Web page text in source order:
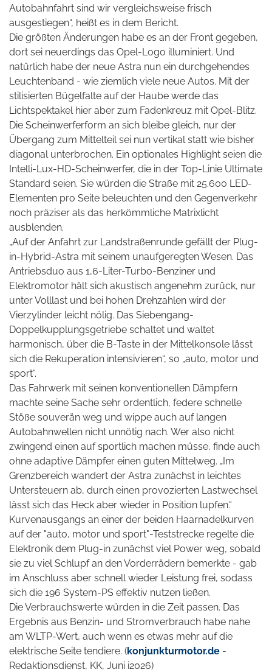
Autobahnfahrt sind wir vergleichsweise frisch
ausgestiegen“, heißt es in dem Bericht.
Die größten Änderungen habe es an der Front gegeben,
dort sei neuerdings das Opel-Logo illuminiert. Und
natürlich habe der neue Astra nun ein durchgehendes
Leuchtenband - wie ziemlich viele neue Autos. Mit der
stilisierten Bügelfalte auf der Haube werde das
Lichtspektakel hier aber zum Fadenkreuz mit Opel-Blitz.
Die Scheinwerferform an sich bleibe gleich, nur der
Übergang zum Mittelteil sei nun vertikal statt wie bisher
diagonal unterbrochen. Ein optionales Highlight seien die
Intelli-Lux-HD-Scheinwerfer, die in der Top-Linie Ultimate
Standard seien. Sie würden die Straße mit 25.600 LED-
Elementen pro Seite beleuchten und den Gegenverkehr
noch präziser als das herkömmliche Matrixlicht
ausblenden.
„Auf der Anfahrt zur Landstraßenrunde gefällt der Plug-
in-Hybrid-Astra mit seinem unaufgeregten Wesen. Das
Antriebsduo aus 1,6-Liter-Turbo-Benziner und
Elektromotor hält sich akustisch angenehm zurück, nur
unter Volllast und bei hohen Drehzahlen wird der
Vierzylinder leicht nölig. Das Siebengang-
Doppelkupplungsgetriebe schaltet und waltet
harmonisch, über die B-Taste in der Mittelkonsole lässt
sich die Rekuperation intensivieren“, so „auto, motor und
sport“.
Das Fahrwerk mit seinen konventionellen Dämpfern
machte seine Sache sehr ordentlich, federe schnelle
Stöße souverän weg und wippe auch auf langen
Autobahnwellen nicht unnötig nach. Wer also nicht
zwingend einen auf sportlich machen müsse, finde auch
ohne adaptive Dämpfer einen guten Mittelweg. „Im
Grenzbereich wandert der Astra zunächst in leichtes
Untersteuern ab, durch einen provozierten Lastwechsel
lässt sich das Heck aber wieder in Position lupfen.“
Kurvenausgangs an einer der beiden Haarnadelkurven
auf der "auto, motor und sport"-Teststrecke regelte die
Elektronik dem Plug-in zunächst viel Power weg, sobald
sie zu viel Schlupf an den Vorderrädern bemerkte - gab
im Anschluss aber schnell wieder Leistung frei, sodass
sich die 196 System-PS effektiv nutzen ließen.
Die Verbrauchswerte würden in die Zeit passen. Das
Ergebnis aus Benzin- und Stromverbrauch habe nahe
am WLTP-Wert, auch wenn es etwas mehr auf die
elektrische Seite tendiere. (konjunkturmotor.de -
Redaktionsdienst, KK, Juni i2026)